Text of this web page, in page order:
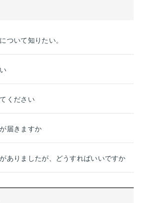
ついて知りたい。
ください
届きますか
ありましたが、どうすればいいですか